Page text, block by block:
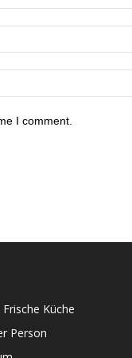
I comment.
Küche
Person